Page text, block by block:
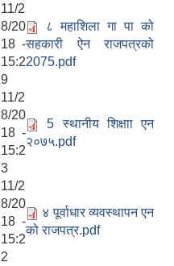
11/2
8/20
18 -
15:2
9
८ महाशिला गा पा को
सहकारी ऐन राजपत्रको
2075.pdf
11/2
8/20
18 -
15:2
3
5 स्थानीय शिक्षाा एन
२०७५.pdf
11/2
8/20
18 -
15:2
2
४ पूर्वाधार व्यवस्थापन एन
को राजपत्र.pdf